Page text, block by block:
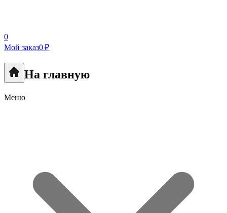
0
Мой заказ0 ₽
На главную
Меню